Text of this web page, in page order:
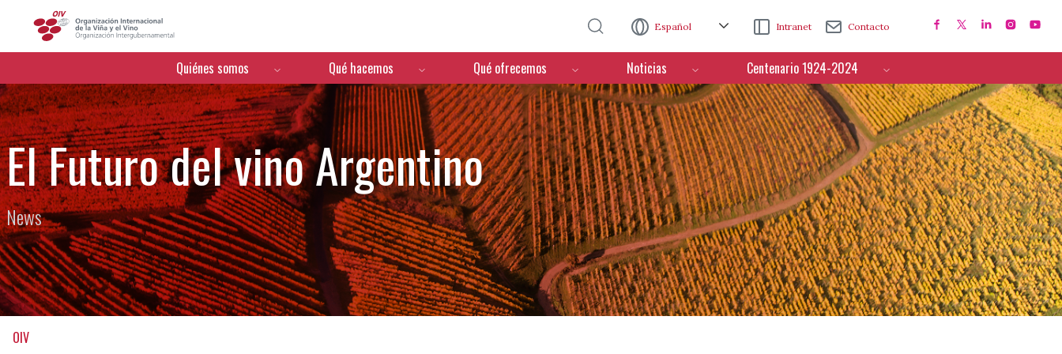
Español Intranet Contacto
Menú de navegación
Quiénes somos Qué hacemos Qué ofrecemos Noticias Centenario 1924-2024
El Futuro del vino Argentino
News
OIV